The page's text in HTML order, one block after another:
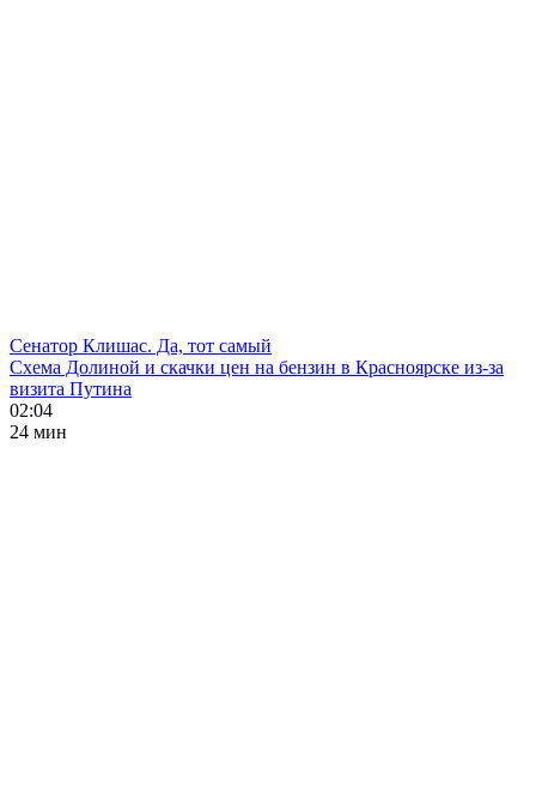
Сенатор Клишас. Да, тот самый
Схема Долиной и скачки цен на бензин в Красноярске из-за
визита Путина
02:04
24 мин